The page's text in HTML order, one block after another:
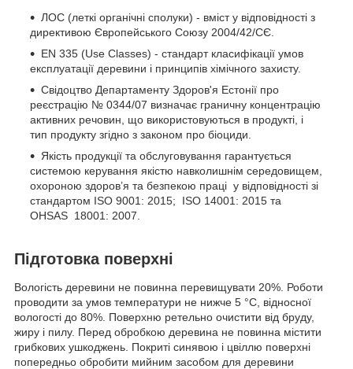
ЛОС (леткі органічні сполуки) - вміст у відповідності з
директивою Європейського Союзу 2004/42/CЄ.
EN 335 (Use Classes) - стандарт класифікації умов
експлуатації деревини і принципів хімічного захисту.
Свідоцтво Департаменту Здоров'я Естонії про
реєстрацію № 0344/07 визначає граничну концентрацію
активних речовин, що використовуються в продукті, і
тип продукту згідно з законом про біоциди.
Якість продукції та обслуговування гарантується
системою керування якістю навколишнім середовищем,
охороною здоров’я та безпекою праці у відповідності зі
стандартом ISO 9001: 2015; ISO 14001: 2015 та
OHSAS 18001: 2007.
Підготовка поверхні
Вологість деревини не повинна перевищувати 20%. Роботи
проводити за умов температури не нижче 5 °C, відносної
вологості до 80%. Поверхню ретельно очистити від бруду,
жиру і пилу. Перед обробкою деревина не повинна містити
грибкових ушкоджень. Покриті синявою і цвіллю поверхні
попередньо обробити мийним засобом для деревини